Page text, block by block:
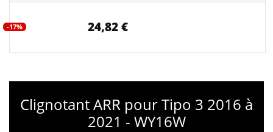
-17% 24,82 €
Clignotant ARR pour Tipo 3 2016 à
2021 - WY16W